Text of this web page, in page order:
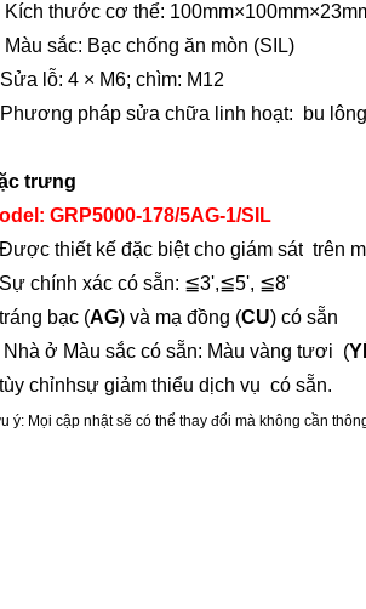
Kích thước cơ thể: 100
Màu sắc: Bạc chống ăn mòn (SIL)
lỗ: 4 × M6; chìm: M12
pháp sửa chữa linh hoạt: bu
trưng
GRP5000-178/5AG-1/SIL
Được thiết kế đặc biệt cho giám sát trên
Sự chính xác có sẵn: ≦3',≦5', ≦8'
tráng bạc (AG) và mạ đồng (CU) có sẵn
Nhà ở Màu sắc có sẵn: Màu vàng tươi (
tùy chỉnhsự giảm thiểu dịch vụ có sẵn.
ý: Mọi cập nhật sẽ có thể thay đổi mà không cần